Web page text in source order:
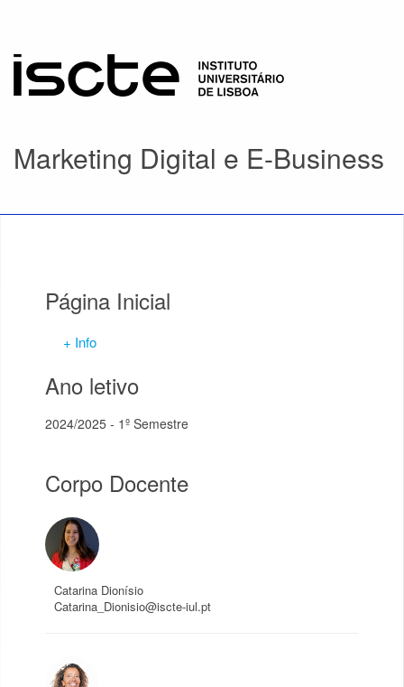
Marketing Digital e E-Business
Página Inicial
+ Info
Ano letivo
2024/2025 - 1º Semestre
Corpo Docente
Catarina Dionísio
Catarina_Dionisio@iscte-iul.pt